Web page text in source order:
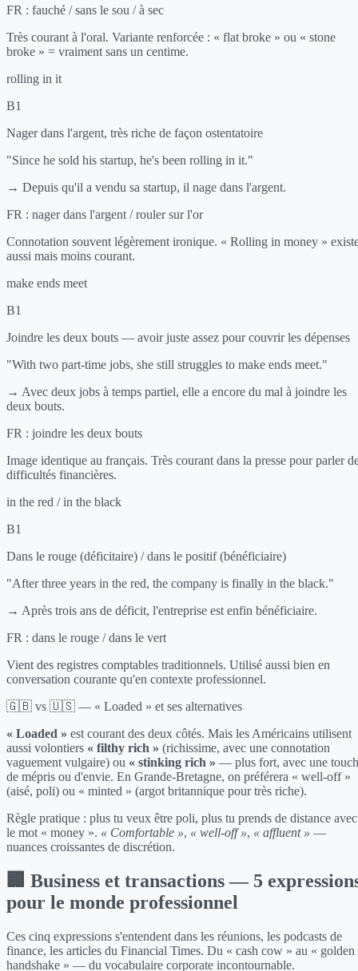
FR : fauché / sans le sou / à sec
Très courant à l'oral. Variante renforcée : « flat broke » ou « stone
broke » = vraiment sans un centime.
rolling in it
B1
Nager dans l'argent, très riche de façon ostentatoire
"Since he sold his startup, he's been rolling in it."
→ Depuis qu'il a vendu sa startup, il nage dans l'argent.
FR : nager dans l'argent / rouler sur l'or
Connotation souvent légèrement ironique. « Rolling in money »
aussi mais moins courant.
make ends meet
B1
Joindre les deux bouts — avoir juste assez pour couvrir les dépenses
"With two part-time jobs, she still struggles to make ends meet."
→ Avec deux jobs à temps partiel, elle a encore du mal à joindre les
deux bouts.
FR : joindre les deux bouts
Image identique au français. Très courant dans la presse pour parler
difficultés financières.
in the red / in the black
B1
Dans le rouge (déficitaire) / dans le positif (bénéficiaire)
"After three years in the red, the company is finally in the black."
→ Après trois ans de déficit, l'entreprise est enfin bénéficiaire.
FR : dans le rouge / dans le vert
Vient des registres comptables traditionnels. Utilisé aussi bien en
conversation courante qu'en contexte professionnel.
🇬🇧 vs 🇺🇸 — « Loaded » et ses alternatives
« Loaded » est courant des deux côtés. Mais les Américains utilisent
aussi volontiers « filthy rich » (richissime, avec une connotation
vaguement vulgaire) ou « stinking rich » — plus fort, avec une
de mépris ou d'envie. En Grande-Bretagne, on préférera « well-off »
(aisé, poli) ou « minted » (argot britannique pour très riche).
Règle pratique : plus tu veux être poli, plus tu prends de distance avec
le mot « money ». « Comfortable », « well-off », « affluent » —
nuances croissantes de discrétion.
🏢 Business et transactions — 5
pour le monde professionnel
Ces cinq expressions s'entendent dans les réunions, les podcasts de
finance, les articles du Financial Times. Du « cash cow » au « golden
handshake » — du vocabulaire corporate incontournable.